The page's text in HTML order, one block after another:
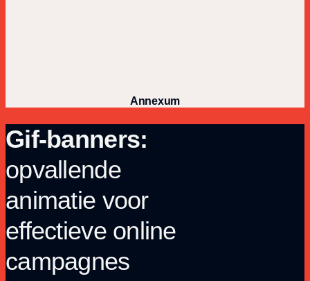
Annexum
Gif-banners:
opvallende
animatie voor
effectieve online
campagnes